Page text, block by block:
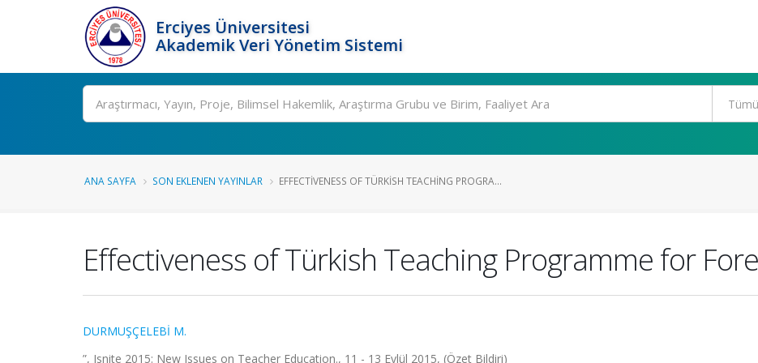
Erciyes Üniversitesi
Akademik Veri Yönetim Sistemi
Ara
ANA SAYFA SON EKLENEN YAYINLAR EFFECTIVENESS OF TÜRKISH TEACHING PROGRA...
Effectiveness of Türkish Teaching Programme for
DURMUŞÇELEBİ M.
”, Isnite 2015: New Issues on Teacher Education., 11 - 13 Eylül 2015, (Özet Bildiri)